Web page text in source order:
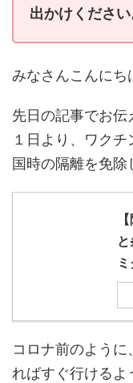
出かけください
みなさんこんにち
先日の記事でお伝
１日より、ワク
国時の隔離を免除
コロナ前のよう
ればすぐ行けるよ